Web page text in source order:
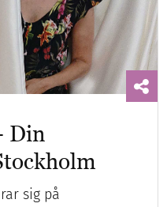
Din
sig på